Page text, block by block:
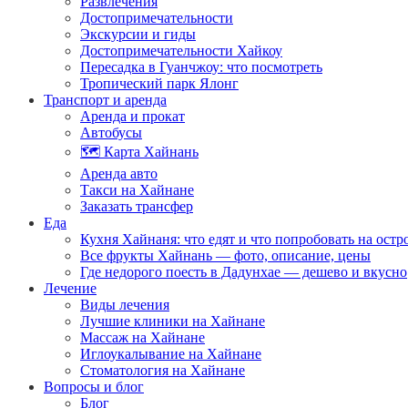
Достопримечательности
Экскурсии и гиды
Достопримечательности Хайкоу
Пересадка в Гуанчжоу: что посмотреть
Тропический парк Ялонг
Транспорт и аренда
Аренда и прокат
Автобусы
🗺️ Карта Хайнань
Аренда авто
Такси на Хайнане
Заказать трансфер
Еда
Кухня Хайнаня: что едят и что попробовать на
Все фрукты Хайнань — фото, описание, цены
Где недорого поесть в Дадунхае — дешево и вкусно
Лечение
Виды лечения
Лучшие клиники на Хайнане
Массаж на Хайнане
Иглоукалывание на Хайнане
Стоматология на Хайнане
Вопросы и блог
Блог